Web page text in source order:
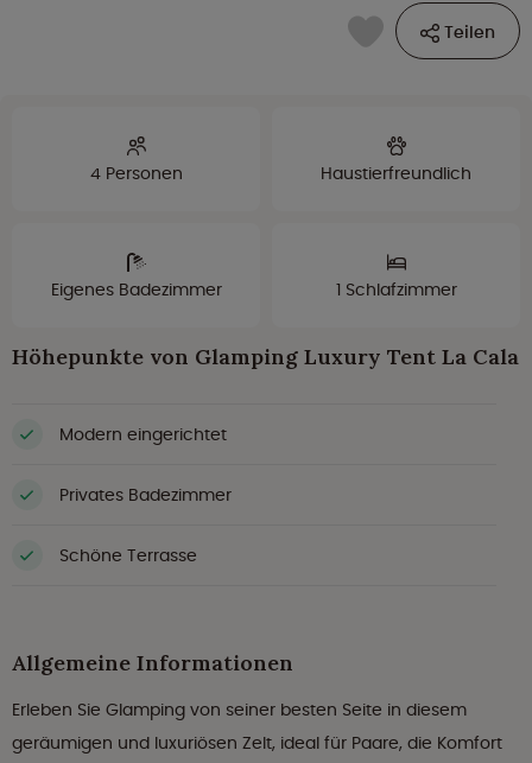
Teilen
4 Personen Haustierfreundlich
Eigenes Badezimmer 1 Schlafzimmer
Höhepunkte von Glamping Luxury Tent La Cala
Modern eingerichtet
Privates Badezimmer
Schöne Terrasse
Allgemeine Informationen
Erleben Sie Glamping von seiner besten Seite in diesem
geräumigen und luxuriösen Zelt, ideal für Paare, die Komfort